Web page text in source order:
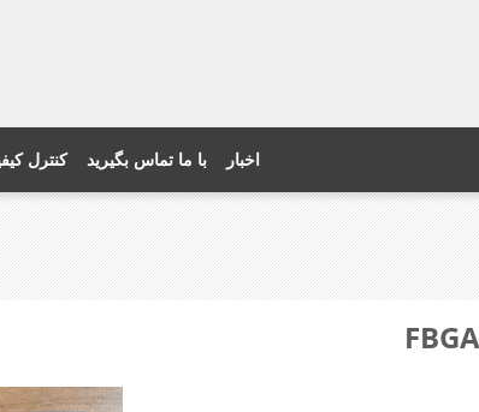
کنترل با ما تماس بگیرید اخبار